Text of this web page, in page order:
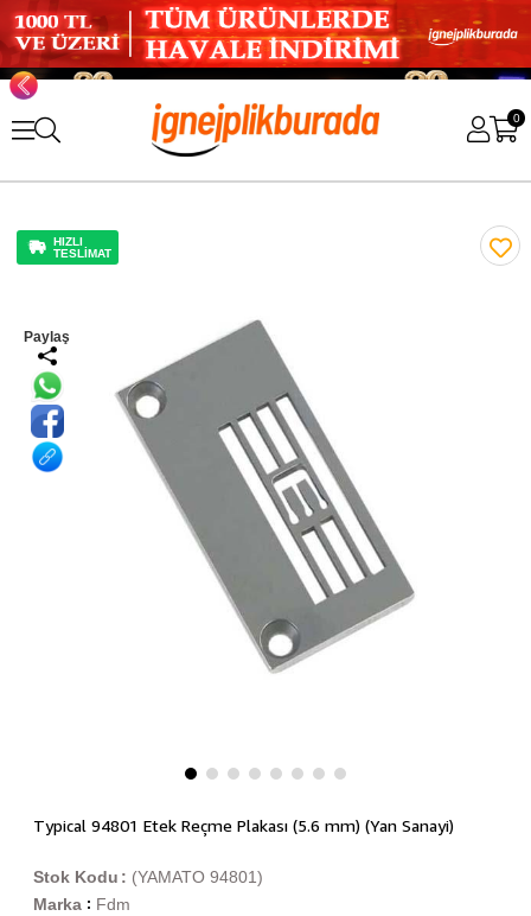
0
HIZLI
TESLİMAT
Paylaş
Typical 94801 Etek Reçme Plakası (5.6 mm) (Yan Sanayi)
(YAMATO 94801)
Stok Kodu
Marka : Fdm